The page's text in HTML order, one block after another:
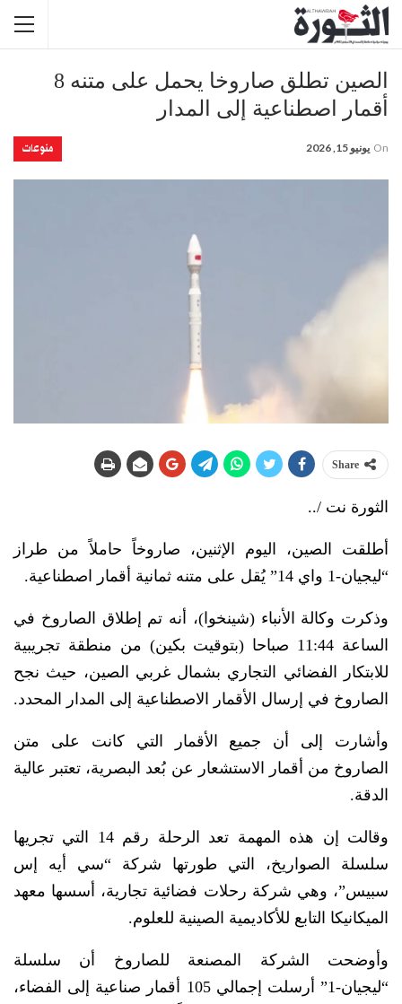
الصين تطلق صاروخا يحمل على متنه 8
أقمار اصطناعية إلى المدار
منوعات On يونيو 15, 2026
Share
الثورة نت /..
أطلقت الصين، اليوم الإثنين، صاروخاً حاملاً من طراز
“ليجيان-1 واي 14” يُقل على متنه ثمانية أقمار اصطناعية.
وذكرت وكالة الأنباء (شينخوا)، أنه تم إطلاق الصاروخ في
الساعة 11:44 صباحا (بتوقيت بكين) من منطقة تجريبية
للابتكار الفضائي التجاري بشمال غربي الصين، حيث نجح
الصاروخ في إرسال الأقمار الاصطناعية إلى المدار المحدد.
وأشارت إلى أن جميع الأقمار التي كانت على متن
الصاروخ من أقمار الاستشعار عن بُعد البصرية، تعتبر عالية
الدقة.
وقالت إن هذه المهمة تعد الرحلة رقم 14 التي تجريها
سلسلة الصواريخ، التي طورتها شركة “سي أيه إس
سبيس”، وهي شركة رحلات فضائية تجارية، أسسها معهد
الميكانيكا التابع للأكاديمية الصينية للعلوم.
وأوضحت الشركة المصنعة للصاروخ أن سلسلة
“ليجيان-1” أرسلت إجمالي 105 أقمار صناعية إلى الفضاء،